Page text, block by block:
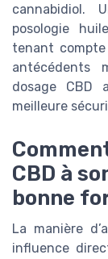
cannabidiol.
posologie
tenant
antécédents
dosage CBD
meilleure
CBD à
bonne
La manière
influence